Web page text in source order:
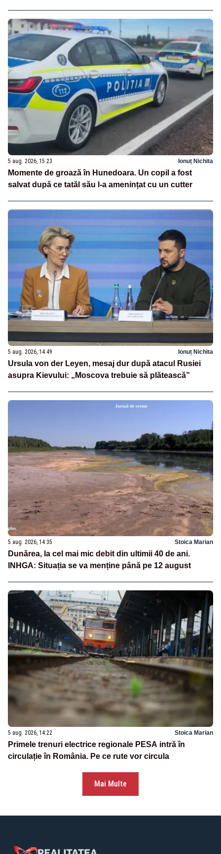
5 aug. 2026, 15:23 Ionuț Nichita
Momente de groază în Hunedoara. Un copil a fost
salvat după ce tatăl său l-a amenințat cu un cutter
5 aug. 2026, 14:49 Ionuț Nichita
Ursula von der Leyen, mesaj dur după atacul Rusiei
asupra Kievului: „Moscova trebuie să plătească”
5 aug. 2026, 14:35 Stoica Marian
Dunărea, la cel mai mic debit din ultimii 40 de ani.
INHGA: Situația se va menține până pe 12 august
5 aug. 2026, 14:22 Stoica Marian
Primele trenuri electrice regionale PESA intră în
circulație în România. Pe ce rute vor circula
Mai Multe